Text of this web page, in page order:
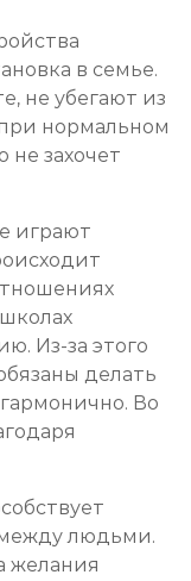
в семье.
не убегают из
нормальном
захочет
играют
Из-за этого
делать
Во
людьми.
желания